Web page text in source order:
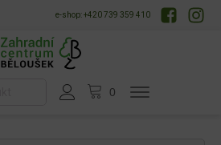
e-shop: +420 739 359 410